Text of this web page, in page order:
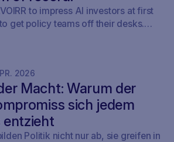
to impress AI investors at first
get policy teams off their desks.
. 2026
Macht: Warum der
sich jedem
Politik nicht nur ab, sie greifen in